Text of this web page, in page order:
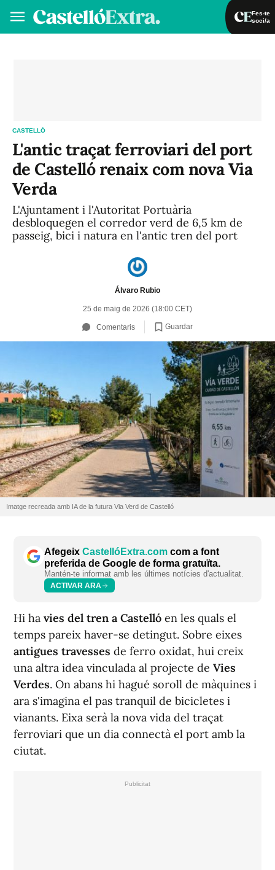
Fes-te
soci/a
CASTELLÓ
L'antic traçat ferroviari del port
de Castelló renaix com nova Via
Verda
L'Ajuntament i l'Autoritat Portuària
desbloquegen el corredor verd de 6,5 km de
passeig, bici i natura en l'antic tren del port
Álvaro Rubio
25 de maig de 2026 (18:00 CET)
Comentaris Guardar
Imatge recreada amb IA de la futura Via Verd de Castelló
Afegeix CastellóExtra.com com a font
preferida de Google de forma gratuïta.
Mantén-te informat amb les últimes notícies d'actualitat.
ACTIVAR ARA
Hi ha vies del tren a Castelló en les quals el
temps pareix haver-se detingut. Sobre eixes
antigues travesses de ferro oxidat, hui creix
una altra idea vinculada al projecte de Vies
Verdes. On abans hi hagué soroll de màquines i
ara s'imagina el pas tranquil de bicicletes i
vianants. Eixa serà la nova vida del traçat
ferroviari que un dia connectà el port amb la
ciutat.